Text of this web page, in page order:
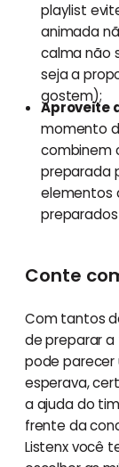
playlist
animada
calma não
seja a
gostem);
Aproveite
momento
combinem
preparada
elementos
Conte
Com tantos
de preparar a
pode parecer
esperava,
a ajuda do
frente da
Listenx você